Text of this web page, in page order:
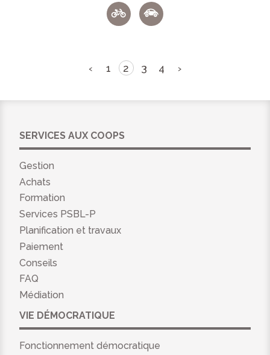
‹ 1 2 3 4 ›
SERVICES AUX COOPS
Gestion
Achats
Formation
Services PSBL-P
Planification et travaux
Paiement
Conseils
FAQ
Médiation
VIE DÉMOCRATIQUE
Fonctionnement démocratique